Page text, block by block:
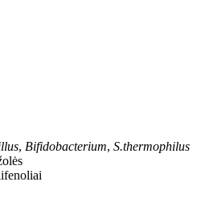
, Bifidobacterium, S.thermophilus